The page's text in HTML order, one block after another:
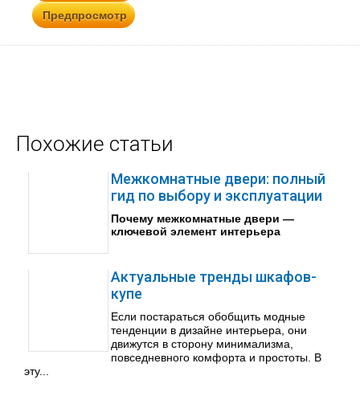
Похожие статьи
Межкомнатные двери: полный
гид по выбору и эксплуатации
Почему межкомнатные двери —
ключевой элемент интерьера
Актуальные тренды шкафов-
купе
Если постараться обобщить модные
тенденции в дизайне интерьера, они
движутся в сторону минимализма,
повседневного комфорта и простоты. В
эту...